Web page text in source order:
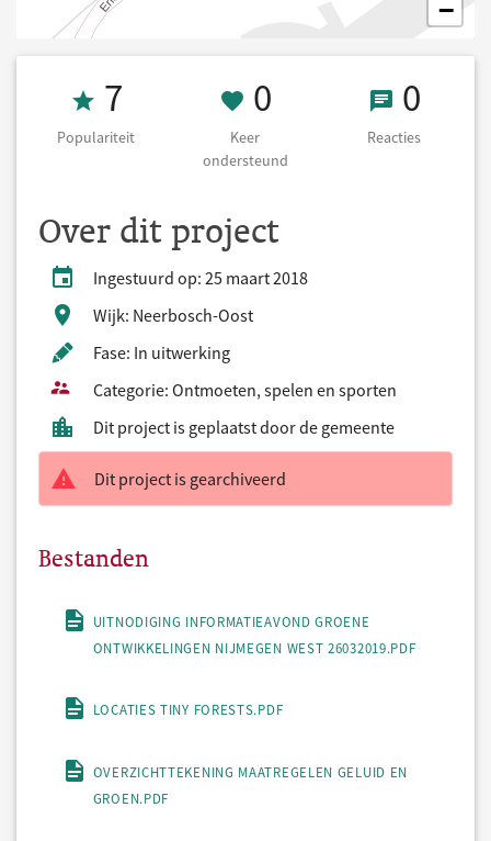
−
Populariteit 7
7
Populariteit
0 Keer
0
Keer
ondersteund
0 0
Reacties
Over dit project
Ingestuurd op: 25 maart 2018
Wijk: Neerbosch-Oost
Fase: In uitwerking
Categorie: Ontmoeten, spelen en sporten
Dit project is geplaatst door de gemeente
Dit project is gearchiveerd
Bestanden
UITNODIGING INFORMATIEAVOND GROENE
ONTWIKKELINGEN NIJMEGEN WEST 26032019.PDF
LOCATIES TINY FORESTS.PDF
OVERZICHTTEKENING MAATREGELEN GELUID EN
GROEN.PDF